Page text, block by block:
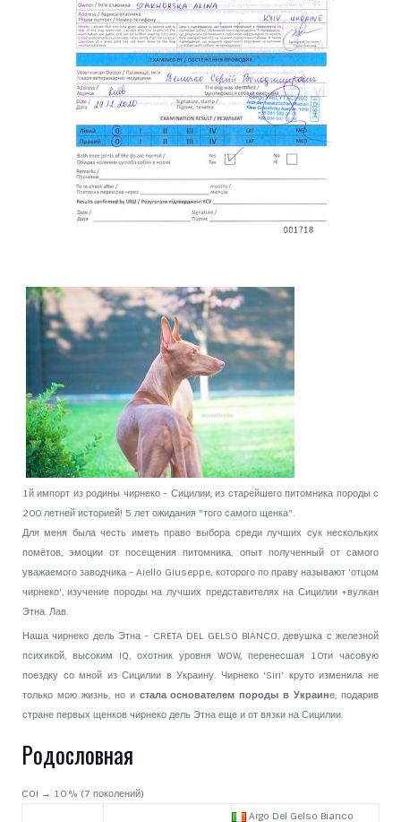
1й импорт из родины чирнеко - Сицилии, из старейшего питомника породы с
200 летней историей! 5 лет ожидания "того самого щенка".
Для меня была честь иметь право выбора среди лучших сук нескольких
помётов, эмоции от посещения питомника, опыт полученный от самого
уважаемого заводчика - Aiello Giuseppe, которого по праву называют 'отцом
чирнеко', изучение породы на лучших представителях на Сицилии +вулкан
Этна. Лав.
Наша чирнеко дель Этна - CRETA DEL GELSO BIANCO, девушка с железной
психикой, высоким IQ, охотник уровня WOW, перенесшая 10ти часовую
поездку со мной из Сицилии в Украину. Чирнеко 'Siri' круто изменила не
только мою жизнь, но и стала основателем породы в Украине, подарив
стране первых щенков чирнеко дель Этна еще и от вязки на Сицилии.
Родословная
COI → 10 % (7 поколений)
Argo Del Gelso Bianco